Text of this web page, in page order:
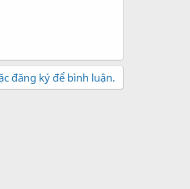
đăng ký để bình luận.